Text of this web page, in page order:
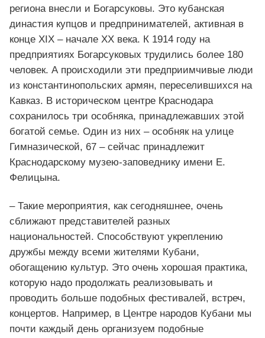
региона внесли и Богарсуковы. Это кубанская
династия купцов и предпринимателей, активная в
конце XIX – начале XX века. К 1914 году на
предприятиях Богарсуковых трудились более 180
человек. А происходили эти предприимчивые люди
из константинопольских армян, переселившихся на
Кавказ. В историческом центре Краснодара
сохранилось три особняка, принадлежавших этой
богатой семье. Один из них – особняк на улице
Гимназической, 67 – сейчас принадлежит
Краснодарскому музею-заповеднику имени Е.
Фелицына.
– Такие мероприятия, как сегодняшнее, очень
сближают представителей разных
национальностей. Способствуют укреплению
дружбы между всеми жителями Кубани,
обогащению культур. Это очень хорошая практика,
которую надо продолжать реализовывать и
проводить больше подобных фестивалей, встреч,
концертов. Например, в Центре народов Кубани мы
почти каждый день организуем подобные